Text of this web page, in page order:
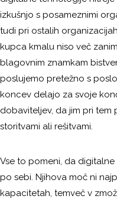
izkušnjo s posameznimi
tudi pri ostalih
kupca kmalu niso več
blagovnim znamkam
poslujemo pretežno s
koncev delajo za svoje
dobaviteljev, da jim pri tem
storitvami ali rešitvami.
Vse to pomeni, da
po sebi. Njihova moč ni
kapacitetah, temveč v